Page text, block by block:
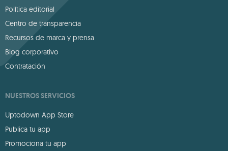
Política editorial
Centro de transparencia
Recursos de marca y prensa
Blog corporativo
Contratación
NUESTROS SERVICIOS
Uptodown App Store
Publica tu app
Promociona tu app